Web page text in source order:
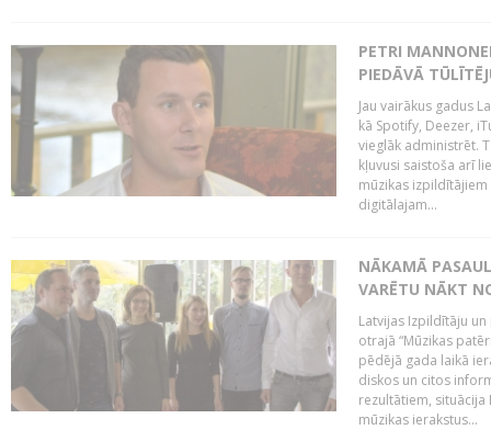
PETRI
PIEDĀVĀ
Jau vairākus gadus
kā Spotify, Deezer,
vieglāk administrēt.
kļuvusi saistoša arī
mūzikas
digitālajam...
NĀKAMĀ
VARĒTU NĀKT
Latvijas Izpildītāju
otrajā “Mūzikas
pēdējā gada laikā
diskos un citos
rezultātiem, situācija
mūzikas ierakstus...